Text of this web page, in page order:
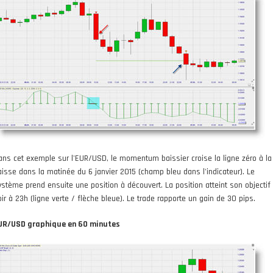
cet exemple sur l'EUR/USD, le momentum baissier croise la ligne zéro à la
dans la matinée du 6 janvier 2015 (champ bleu dans l'indicateur). Le
prend ensuite une position à découvert. La position atteint son objectif
à 23h (ligne verte / flèche bleue). Le trade rapporte un gain de 30 pips.
USD graphique en 60 minutes